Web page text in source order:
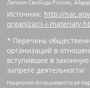
Легион Свобода России,
Источник: http://
organizacii-i-
* Перечень
организаций в
вступившее в
запрете деятельности:
Национал-большевистская